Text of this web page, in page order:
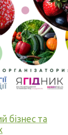
бізнес та